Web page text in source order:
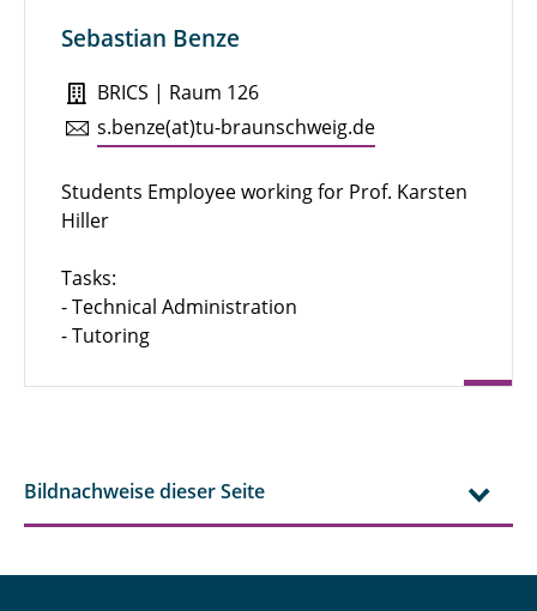
David Neglo
Emily Komfort
Hanna Voß-Willenbockel
Julia Lüttich
Laura Hadam
Melina Palme
Mohamad Alalloush
Sebastian Benze
BRICS | Raum 126
s.​benze(at)tu-braun­schweig.de
Students Employee working for Prof. Karsten
Hiller
Tasks:
- Technical Administration
- Tutoring
Bildnachweise dieser Seite